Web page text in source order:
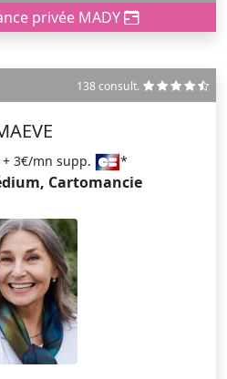
privée MADY
138 consult.
3€/mn supp. *
Cartomancie